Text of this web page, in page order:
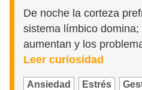
De noche la corteza
sistema límbico
aumentan y los
Leer curiosidad
Ansiedad Estrés